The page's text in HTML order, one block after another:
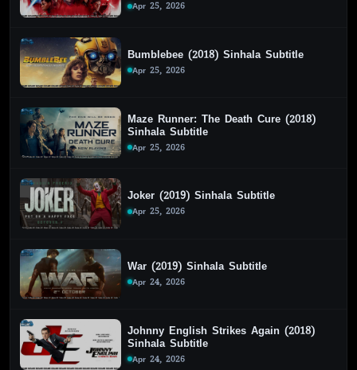
Apr 25, 2026
Bumblebee (2018) Sinhala Subtitle
Apr 25, 2026
Maze Runner: The Death Cure (2018)
Sinhala Subtitle
Apr 25, 2026
Joker (2019) Sinhala Subtitle
Apr 25, 2026
War (2019) Sinhala Subtitle
Apr 24, 2026
Johnny English Strikes Again (2018)
Sinhala Subtitle
Apr 24, 2026